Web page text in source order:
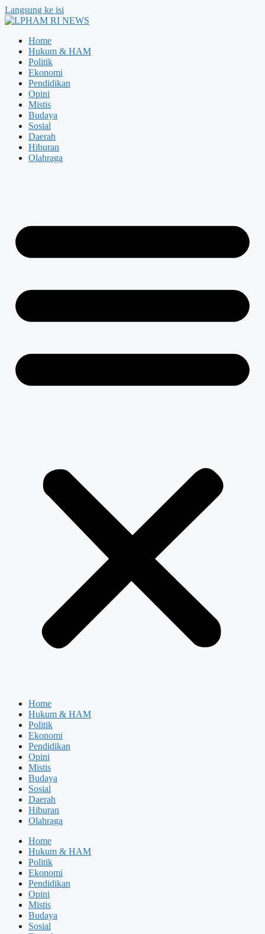
Langsung ke isi
Home
Hukum & HAM
Politik
Ekonomi
Pendidikan
Opini
Mistis
Budaya
Sosial
Daerah
Hiburan
Olahraga
Home
Hukum & HAM
Politik
Ekonomi
Pendidikan
Opini
Mistis
Budaya
Sosial
Daerah
Hiburan
Olahraga
Home
Hukum & HAM
Politik
Ekonomi
Pendidikan
Opini
Mistis
Budaya
Sosial